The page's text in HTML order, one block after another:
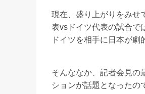
現在、盛り上がりをみせ
表vsドイツ代表の試合で
ドイツを相手に日本が劇
そんななか、記者会見の
ションが話題となったの